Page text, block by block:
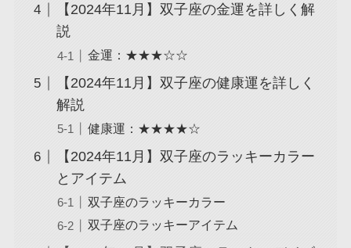
【2024年11月】双子座の金運を詳しく解
説
金運：★★★☆☆
【2024年11月】双子座の健康運を詳しく
解説
健康運：★★★★☆
【2024年11月】双子座のラッキーカラー
とアイテム
双子座のラッキーカラー
双子座のラッキーアイテム